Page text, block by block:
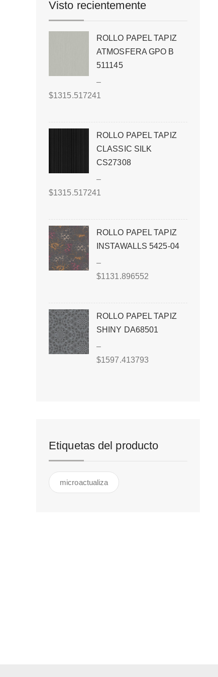
Visto recientemente
ROLLO PAPEL TAPIZ
ATMOSFERA GPO B
511145
–
$1315.517241
ROLLO PAPEL TAPIZ
CLASSIC SILK
CS27308
–
$1315.517241
ROLLO PAPEL TAPIZ
INSTAWALLS 5425-04
–
$1131.896552
ROLLO PAPEL TAPIZ
SHINY DA68501
–
$1597.413793
Etiquetas del producto
microactualiza